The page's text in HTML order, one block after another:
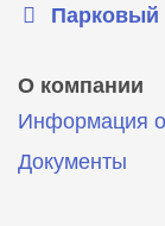
Парковый
О компании
Информация
Документы